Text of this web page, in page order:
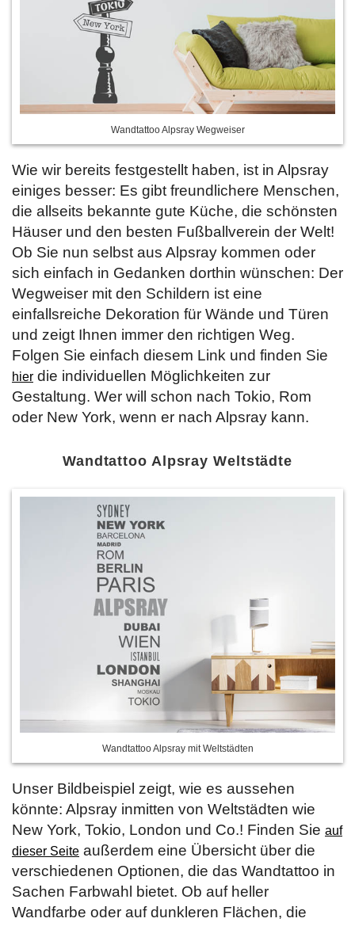
Wandtattoo Alpsray Wegweiser
Wie wir bereits festgestellt haben, ist in Alpsray
einiges besser: Es gibt freundlichere Menschen,
die allseits bekannte gute Küche, die schönsten
Häuser und den besten Fußballverein der Welt!
Ob Sie nun selbst aus Alpsray kommen oder
sich einfach in Gedanken dorthin wünschen: Der
Wegweiser mit den Schildern ist eine
einfallsreiche Dekoration für Wände und Türen
und zeigt Ihnen immer den richtigen Weg.
Folgen Sie einfach diesem Link und finden Sie
hier die individuellen Möglichkeiten zur
Gestaltung. Wer will schon nach Tokio, Rom
oder New York, wenn er nach Alpsray kann.
Wandtattoo Alpsray Weltstädte
Wandtattoo Alpsray mit Weltstädten
Unser Bildbeispiel zeigt, wie es aussehen
könnte: Alpsray inmitten von Weltstädten wie
New York, Tokio, London und Co.! Finden Sie auf
dieser Seite außerdem eine Übersicht über die
verschiedenen Optionen, die das Wandtattoo in
Sachen Farbwahl bietet. Ob auf heller
Wandfarbe oder auf dunkleren Flächen, die